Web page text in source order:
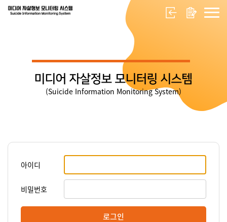
미디어 자살정보 모니터링 시스템
(Suicide Information Monitoring System)
아이디
비밀번호
로그인